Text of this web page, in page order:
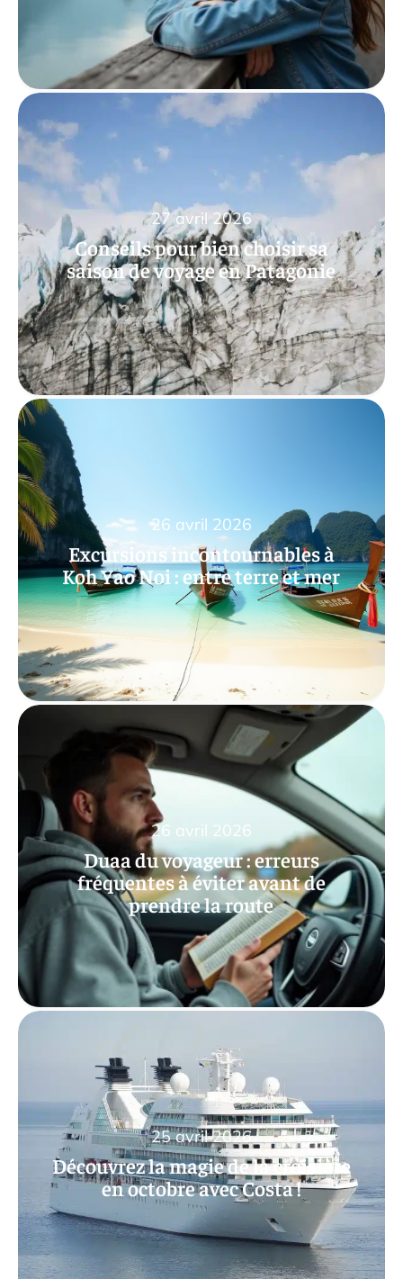
Conseils pour bien choisir sa
saison de voyage en Patagonie
27 avril 2026
Excursions incontournables à
Koh Yao Noi : entre terre et mer
26 avril 2026
Duaa du voyageur : erreurs
fréquentes à éviter avant de
prendre la route
26 avril 2026
Découvrez la magie de la croisière
en octobre avec Costa !
25 avril 2026